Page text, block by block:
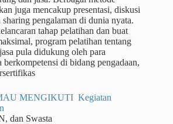
juga mencakup presentasi, diskusi
pengalaman di dunia nyata.
tahap pelatihan dan buat
program pelatihan tentang
pula didukung oleh para
di bidang pengadaan,
MENGIKUTI Kegiatan
dan Swasta